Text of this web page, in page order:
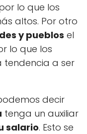
lo que los
altos. Por otro
y pueblos el
lo que los
tendencia a ser
decir
tenga un auxiliar
salario. Esto se